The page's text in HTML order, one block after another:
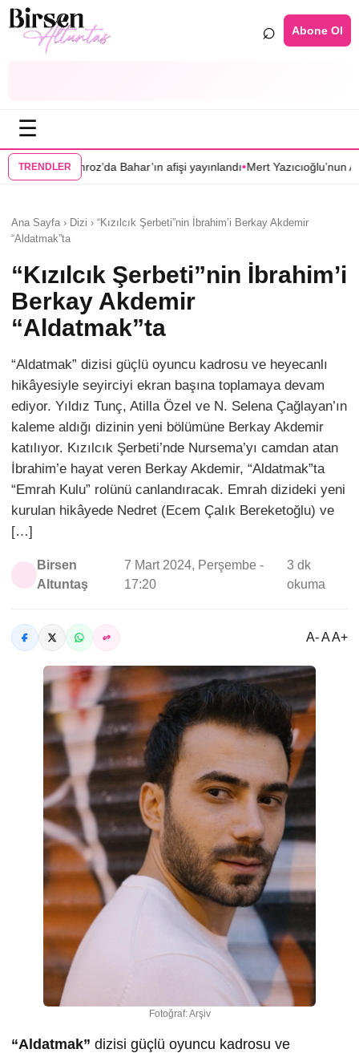
⌕ Abone Ol
☰
TRENDLER
afişi yayınlandı •Mert Yazıcıoğlu’nun Aras dizisi ilkbahara
Ana Sayfa › Dizi › “Kızılcık Şerbeti”nin İbrahim’i Berkay Akdemir
“Aldatmak”ta
“Kızılcık Şerbeti”nin İbrahim’i
Berkay Akdemir
“Aldatmak”ta
“Aldatmak” dizisi güçlü oyuncu kadrosu ve heyecanlı
hikâyesiyle seyirciyi ekran başına toplamaya devam
ediyor. Yıldız Tunç, Atilla Özel ve N. Selena Çağlayan’ın
kaleme aldığı dizinin yeni bölümüne Berkay Akdemir
katılıyor. Kızılcık Şerbeti’nde Nursema’yı camdan atan
İbrahim’e hayat veren Berkay Akdemir, “Aldatmak”ta
“Emrah Kulu” rolünü canlandıracak. Emrah dizideki yeni
kurulan hikâyede Nedret (Ecem Çalık Bereketoğlu) ve
[…]
Birsen
Altuntaş
7 Mart 2024, Perşembe -
17:20
3 dk
okuma
A- A A+
Fotoğraf: Arşiv
“Aldatmak” dizisi güçlü oyuncu kadrosu ve